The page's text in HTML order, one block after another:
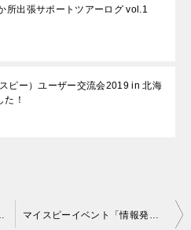
所出張サポートツアーログ vol.1
ピー）ユーザー交流会2019 in 北海
た！
テスト2022」概要 マイスピーイベント「情報発信幸福度バク上げ！読んで飲んで盛り上がる“星読みビアガーデン”」の現場レポート